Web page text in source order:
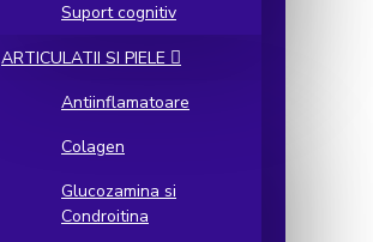
Suport cognitiv
ARTICULATII SI PIELE
Antiinflamatoare
Colagen
Glucozamina si
Condroitina